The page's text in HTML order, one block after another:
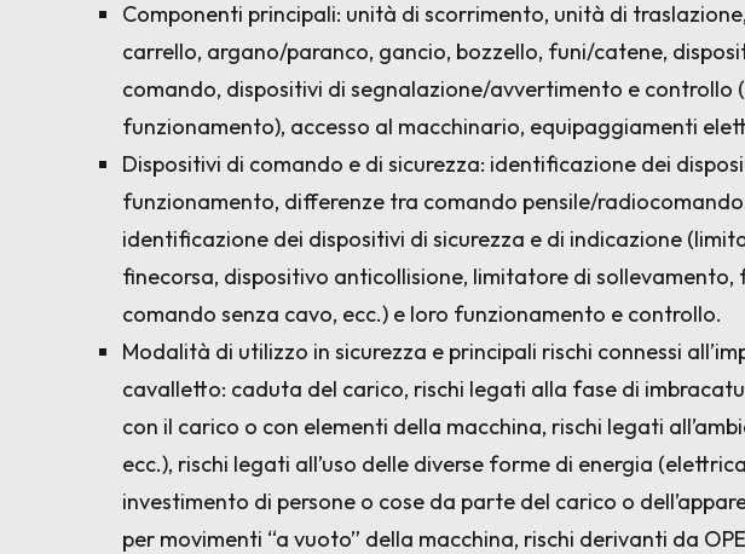
Componenti principali: unità di scorrimento, unità di
carrello, argano/paranco, gancio, bozzello, funi/catene,
comando, dispositivi di segnalazione/avvertimento e controllo
funzionamento), accesso al macchinario, equipaggiamenti
Dispositivi di comando e di sicurezza: identificazione dei
funzionamento, differenze tra comando pensile/
identificazione dei dispositivi di sicurezza e di indicazione
finecorsa, dispositivo anticollisione, limitatore di sollevamento,
comando senza cavo, ecc.) e loro funzionamento e controllo.
Modalità di utilizzo in sicurezza e principali rischi connessi
cavalletto: caduta del carico, rischi legati alla fase di
con il carico o con elementi della macchina, rischi legati
ecc.), rischi legati all’uso delle diverse forme di energia
investimento di persone o cose da parte del carico o
per movimenti “a vuoto” della macchina, rischi derivanti da